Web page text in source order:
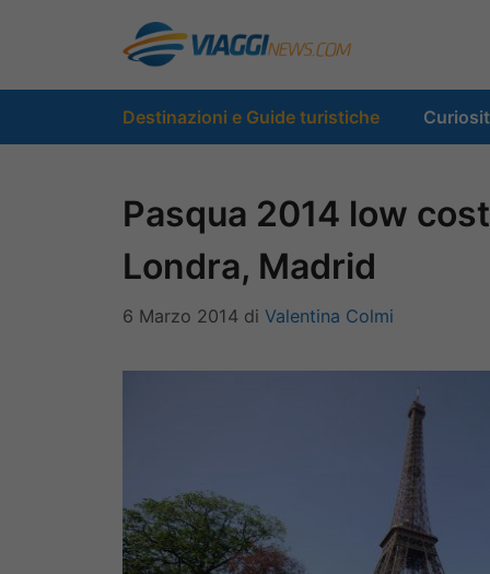
contenuto
Destinazioni e Guide turistiche
Pasqua 2014 low
Londra, Madrid
6 Marzo 2014 di Valentina Colmi